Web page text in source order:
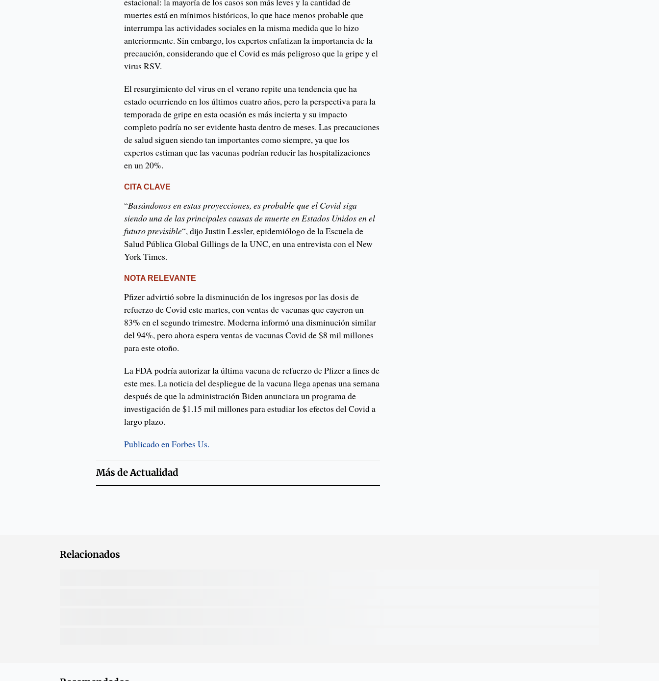
muertes está en mínimos históricos, lo que hace menos probable que
interrumpa las actividades sociales en la misma medida que lo hizo
anteriormente. Sin embargo, los expertos enfatizan la importancia de la
precaución, considerando que el Covid es más peligroso que la gripe y el
virus RSV.
El resurgimiento del virus en el verano repite una tendencia que ha
estado ocurriendo en los últimos cuatro años, pero la perspectiva para la
temporada de gripe en esta ocasión es más incierta y su impacto
completo podría no ser evidente hasta dentro de meses. Las precauciones
de salud siguen siendo tan importantes como siempre, ya que los
expertos estiman que las vacunas podrían reducir las hospitalizaciones
en un 20%.
CITA CLAVE
“Basándonos en estas proyecciones, es probable que el Covid siga
siendo una de las principales causas de muerte en Estados Unidos en el
futuro previsible“, dijo Justin Lessler, epidemiólogo de la Escuela de
Salud Pública Global Gillings de la UNC, en una entrevista con el New
York Times.
NOTA RELEVANTE
Pfizer advirtió sobre la disminución de los ingresos por las dosis de
refuerzo de Covid este martes, con ventas de vacunas que cayeron un
83% en el segundo trimestre. Moderna informó una disminución similar
del 94%, pero ahora espera ventas de vacunas Covid de $8 mil millones
para este otoño.
La FDA podría autorizar la última vacuna de refuerzo de Pfizer a fines de
este mes. La noticia del despliegue de la vacuna llega apenas una semana
después de que la administración Biden anunciara un programa de
investigación de $1.15 mil millones para estudiar los efectos del Covid a
largo plazo.
Publicado en Forbes Us.
Más deActualidad
Relacionados